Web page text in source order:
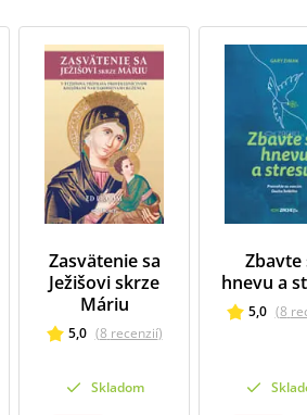
Zasvätenie sa
Ježišovi skrze
Máriu
5,0 (8 recenzií)
Skladom
Zbavte
hnevu a
5,0 (8